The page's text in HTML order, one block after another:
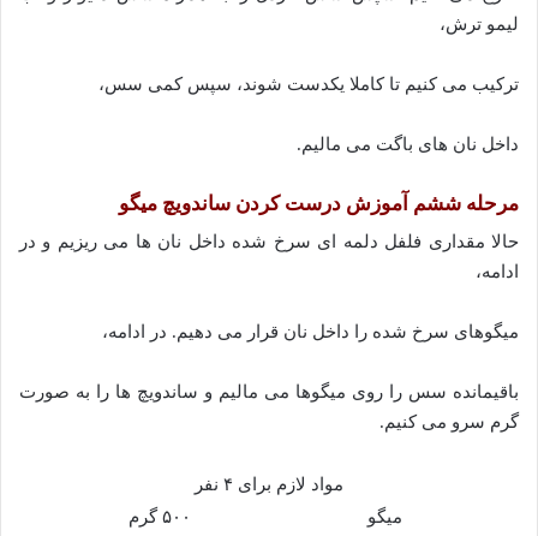
لیمو ترش،
ترکیب می کنیم تا کاملا یکدست شوند، سپس کمی سس،
داخل نان های باگت می مالیم.
مرحله ششم آموزش درست کردن ساندویچ میگو
حالا مقداری فلفل دلمه ای سرخ شده داخل نان ها می ریزیم و در
ادامه،
میگوهای سرخ شده را داخل نان قرار می دهیم. در ادامه،
باقیمانده سس را روی میگوها می مالیم و ساندویچ ها را به صورت
گرم سرو می کنیم.
مواد لازم برای ۴ نفر
میگو
۵۰۰ گرم